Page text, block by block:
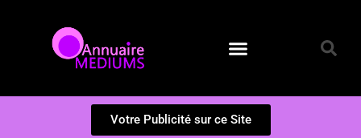
Votre Publicité sur ce Site